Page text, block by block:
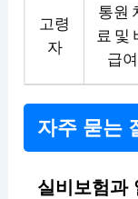
고령
자
통원
료 및
급여
자주 묻는
실비보험과